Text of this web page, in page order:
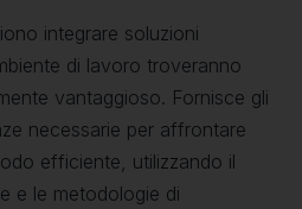
integrare soluzioni
di lavoro troveranno
vantaggioso. Fornisce gli
necessarie per affrontare
efficiente, utilizzando il
e le metodologie di